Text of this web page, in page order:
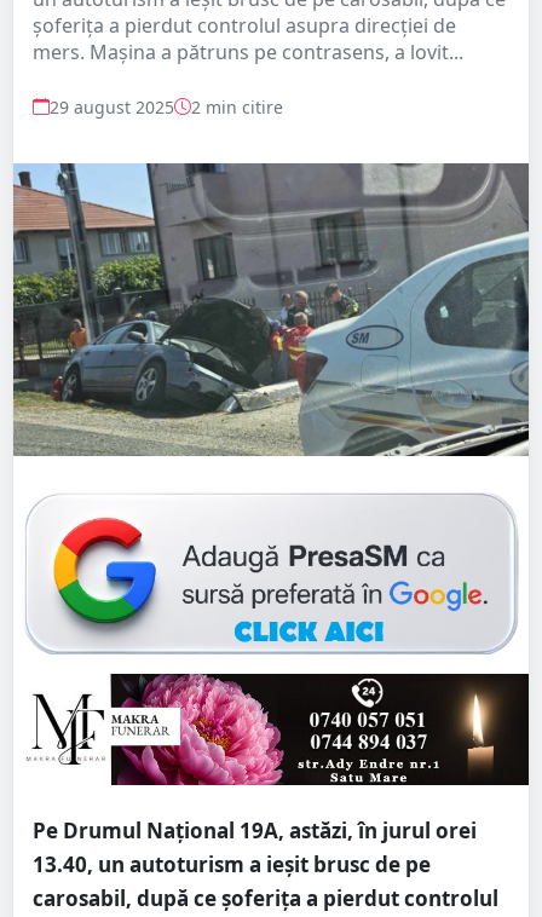
șoferița a pierdut controlul asupra direcției de
mers. Mașina a pătruns pe contrasens, a lovit...
29 august 2025 2 min citire
Pe Drumul Național 19A, astăzi, în jurul orei
13.40, un autoturism a ieșit brusc de pe
carosabil, după ce șoferița a pierdut controlul